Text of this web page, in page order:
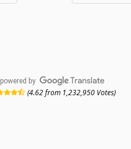
powered by
(4.62 from 1,232,950 Votes)